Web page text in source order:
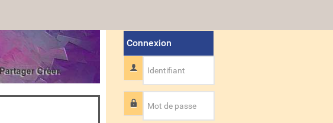
Connexion
Identifiant
Mot de passe